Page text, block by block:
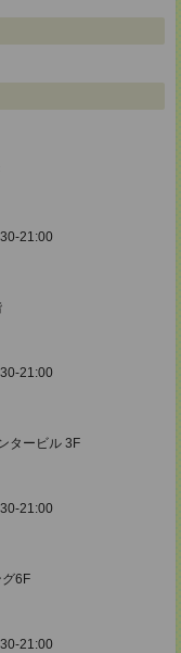
21:00
21:00
タービル 3F
21:00
6F
21:00